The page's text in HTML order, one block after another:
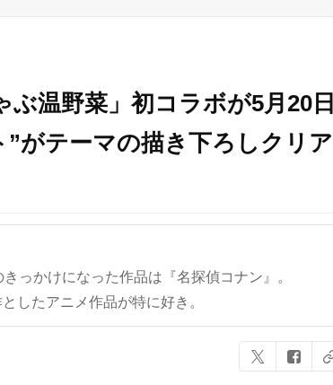
ぶ温野菜」初コラボが5月20日
がテーマの描き下ろしクリア
っかけになった作品は『名探偵コナン』。
したアニメ作品が特に好き。